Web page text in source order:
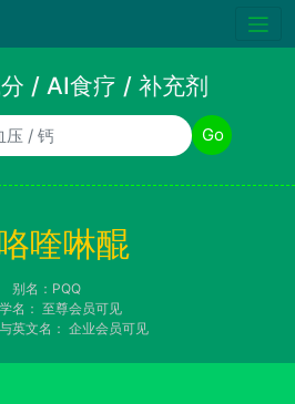
/ AI食疗 / 补充剂
充剂名称 Go
喹啉醌
别名：PQQ
名： 至尊会员可见
英文名： 企业会员可见